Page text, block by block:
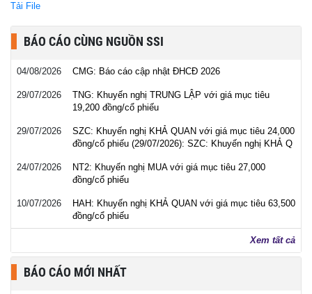
Tải File
BÁO CÁO CÙNG NGUỒN SSI
04/08/2026 CMG: Báo cáo cập nhật ĐHCĐ 2026
29/07/2026
TNG: Khuyến nghị TRUNG LẬP với giá mục tiêu
19,200 đồng/cổ phiếu
29/07/2026
SZC: Khuyến nghị KHẢ QUAN với giá mục tiêu 24,000
đồng/cổ phiếu (29/07/2026): SZC: Khuyến nghị KHẢ Q
24/07/2026
NT2: Khuyến nghị MUA với giá mục tiêu 27,000
đồng/cổ phiếu
10/07/2026
HAH: Khuyến nghị KHẢ QUAN với giá mục tiêu 63,500
đồng/cổ phiếu
Xem tất cả
BÁO CÁO MỚI NHẤT